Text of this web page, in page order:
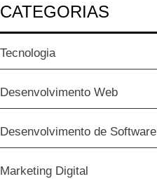
CATEGORIAS
Tecnologia
Desenvolvimento Web
Desenvolvimento de Software
Marketing Digital